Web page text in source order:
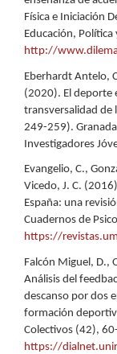
Física e Iniciación
Educación, Política
http://
Eberhardt Antelo,
(2020). El deporte
transversalidad de
249-259).
Investigadores
Evangelio, C.,
Vicedo, J. C.
España: una
Cuadernos de
https://
Falcón Miguel, D.,
Análisis del
descanso por dos
formación
Colectivos (42),
https://